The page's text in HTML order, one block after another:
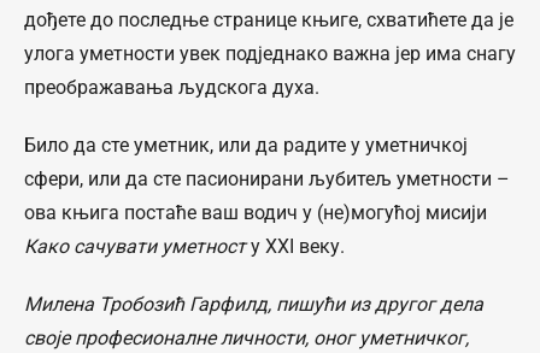
дођете до последње странице књиге, схватићете да је
улога уметности увек подједнако важна јер има снагу
преображавања људскога духа.
Било да сте уметник, или да радите у уметничкој
сфери, или да сте пасионирани љубитељ уметности –
ова књига постаће ваш водич у (не)могућој мисији
Како сачувати уметносту XXI веку.
Милена Тробозић Гарфилд, пишући из другог дела
своје професионалне личности, оног уметничког,